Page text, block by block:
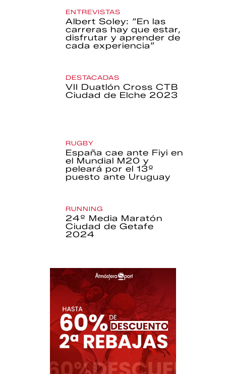
ENTREVISTAS
Albert Soley: “En las
carreras hay que estar,
disfrutar y aprender de
cada experiencia”
DESTACADAS
VII Duatlón Cross CTB
Ciudad de Elche 2023
RUGBY
España cae ante Fiyi en
el Mundial M20 y
peleará por el 13º
puesto ante Uruguay
RUNNING
24º Media Maratón
Ciudad de Getafe
2024